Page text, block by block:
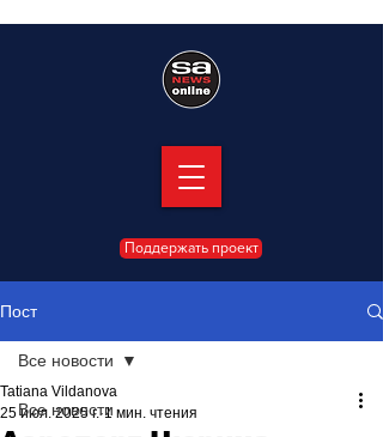
Поддержать проект
Пост
Все новости
Все новости
Tatiana Vildanova
25 июл. 2025 г. 1 мин. чтения